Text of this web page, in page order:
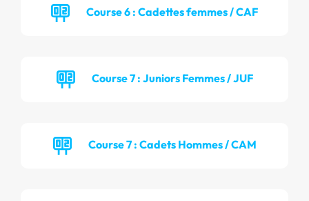
Course 6 : Cadettes femmes / CAF
Course 7 : Juniors Femmes / JUF
Course 7 : Cadets Hommes / CAM